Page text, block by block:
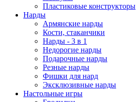
Пластиковые конструкторы
Нарды
Армянские нарды
Кости, стаканчики
Нарды - 3 в 1
Недорогие нарды
Подарочные нарды
Резные нарды
Фишки для нард
Эксклюзивные нарды
Настольные игры